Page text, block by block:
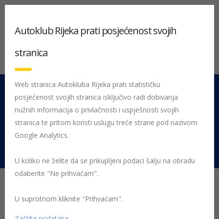
051 212 442 Centrala
Pon - Pet 08:00 - 16:00
Rujevica 9/1, 51000 Rijeka
HAK STUDENTSKO ČLANSTVO · POSEBNA
CIJENA
Autoklub Rijeka prati posjećenost svojih
stranica
Web stranica Autokluba Rijeka prati statističku
posjećenost svojih stranica isključivo radi dobivanja
nužnih informacija o privlačnosti i uspješnosti svojih
stranica te pritom koristi uslugu treće strane pod nazivom
Google Analytics.
U koliko ne želite da se prikupljeni podaci šalju na obradu
odaberite "Ne prihvaćam".
U suprotnom kliknite "Prihvaćam".